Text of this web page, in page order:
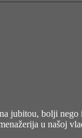
jubitou, bolji nego
u našoj